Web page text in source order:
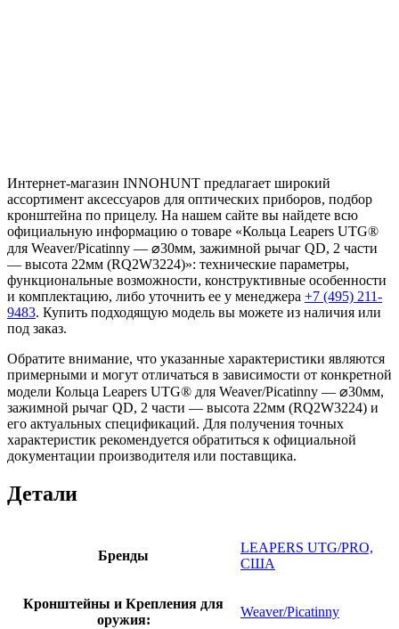
Интернет-магазин INNOHUNT предлагает широкий
ассортимент аксессуаров для оптических приборов, подбор
кронштейна по прицелу. На нашем сайте вы найдете всю
официальную информацию о товаре «Кольца Leapers UTG®
для Weaver/Picatinny — ⌀30мм, зажимной рычаг QD, 2 части
— высота 22мм (RQ2W3224)»: технические параметры,
функциональные возможности, конструктивные особенности
и комплектацию, либо уточнить ее у менеджера +7 (495) 211-
9483. Купить подходящую модель вы можете из наличия или
под заказ.
Обратите внимание, что указанные характеристики являются
примерными и могут отличаться в зависимости от конкретной
модели Кольца Leapers UTG® для Weaver/Picatinny — ⌀30мм,
зажимной рычаг QD, 2 части — высота 22мм (RQ2W3224) и
его актуальных спецификаций. Для получения точных
характеристик рекомендуется обратиться к официальной
документации производителя или поставщика.
Детали
Бренды
LEAPERS UTG/PRO,
США
Кронштейны и Крепления для
оружия:
Weaver/Picatinny